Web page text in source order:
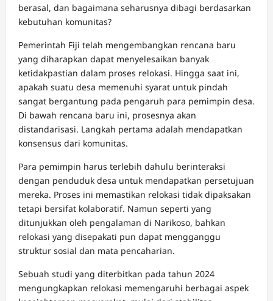
berasal, dan bagaimana seharusnya dibagi berdasarkan
kebutuhan komunitas?
Pemerintah Fiji telah mengembangkan rencana baru
yang diharapkan dapat menyelesaikan banyak
ketidakpastian dalam proses relokasi. Hingga saat ini,
apakah suatu desa memenuhi syarat untuk pindah
sangat bergantung pada pengaruh para pemimpin desa.
Di bawah rencana baru ini, prosesnya akan
distandarisasi. Langkah pertama adalah mendapatkan
konsensus dari komunitas.
Para pemimpin harus terlebih dahulu berinteraksi
dengan penduduk desa untuk mendapatkan persetujuan
mereka. Proses ini memastikan relokasi tidak dipaksakan
tetapi bersifat kolaboratif. Namun seperti yang
ditunjukkan oleh pengalaman di Narikoso, bahkan
relokasi yang disepakati pun dapat mengganggu
struktur sosial dan mata pencaharian.
Sebuah studi yang diterbitkan pada tahun 2024
mengungkapkan relokasi memengaruhi berbagai aspek